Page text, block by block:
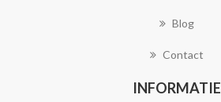
Blog
Contact
INFORMATIE